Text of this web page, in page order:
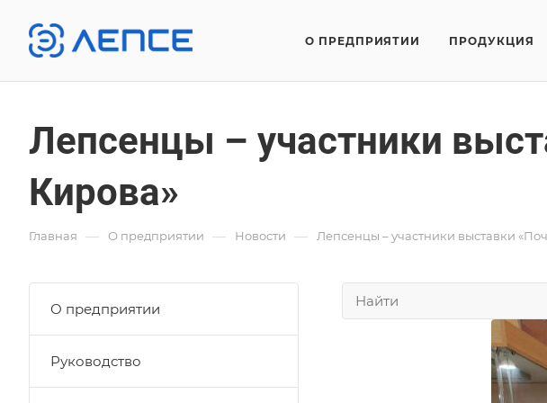
О ПРЕДПРИЯТИИ ПРОДУКЦИЯ
Лепсенцы – участники
Кирова»
Главная — О предприятии — Новости — Лепсенцы – участники выставки
О предприятии
Руководство